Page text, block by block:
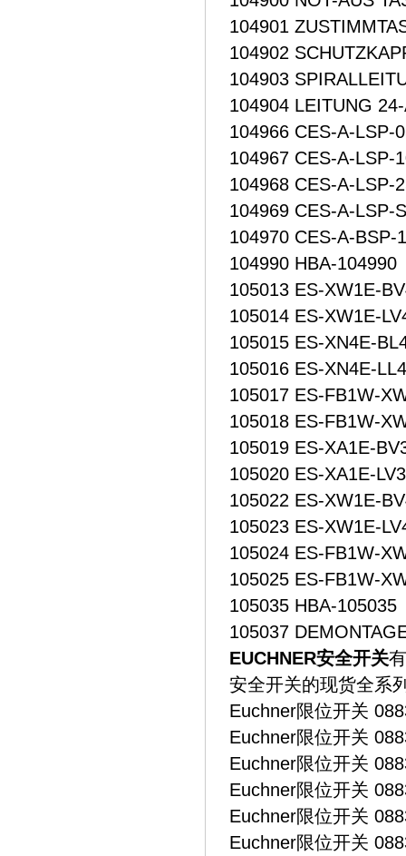
104901
104902
104903
104904 LEITUNG
104966 CES-A-LSP-
104967 CES-A-LSP-
104968 CES-A-LSP-
104969 CES-A-LSP-
104970 CES-A-BSP-
104990 HBA-104990
105013 ES-XW1E-
105014 ES-XW1E-
105015 ES-XN4E-
105016 ES-XN4E-
105017 ES-FB1W-
105018 ES-FB1W-
105019 ES-XA1E-
105020 ES-XA1E-
105022 ES-XW1E-
105023 ES-XW1E-
105024 ES-FB1W-
105025 ES-FB1W-
105035 HBA-105035
105037
EUCHNER安全开关
安全开关的现货全系
Euchner限位开关
Euchner限位开关
Euchner限位开关
Euchner限位开关
Euchner限位开关
Euchner限位开关